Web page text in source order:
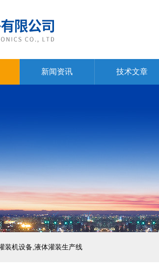
新闻资讯 技术文章
装机设备,液体灌装生产线